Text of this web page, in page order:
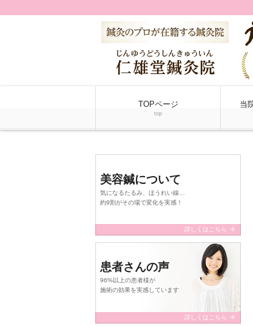
TOPページ
top
当
美容鍼について
気になるたるみ、ほうれい線…
約9割がその場で変化を実感！
詳しくはこちら arrow_forward
患者さんの声
96%以上の患者様が
施術の効果を実感しています
詳しくはこちら arrow_forward